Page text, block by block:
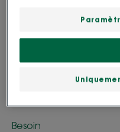
Peau normale - tous
Besoin